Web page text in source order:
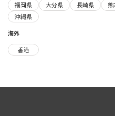
福岡県
大分県 長崎県 熊
沖縄県
海外
香港